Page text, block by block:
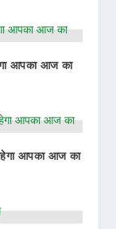
आपका आज का
आपका आज का